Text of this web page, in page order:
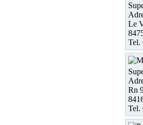
Le
Tel.
Rn
Tel.